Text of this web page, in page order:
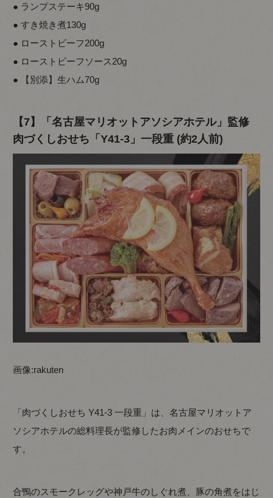
● ランプステーキ90g
● すき焼き煮130g
● ローストビーフ200g
● ローストビーフソース20g
● 【別添】生ハム70g
【7】「名古屋マリオットアソシアホテル」監修
肉づくしおせち「Y41-3」一段重 (約2人前)
画像:rakuten
「肉づくしおせち Y41-3 一段重」は、名古屋マリオットア
ソシアホテルの総料理長が監修したお肉メインのおせちで
す。
合鴨のスモークレッグや神戸牛のしぐれ煮、豚の角煮をはじ